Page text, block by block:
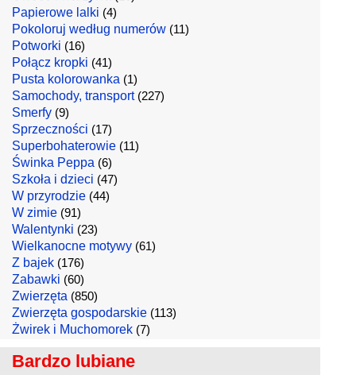
Papierowe lalki (4)
Pokoloruj według numerów (11)
Potworki (16)
Połącz kropki (41)
Pusta kolorowanka (1)
Samochody, transport(227)
Smerfy (9)
Sprzeczności (17)
Superbohaterowie (11)
Świnka Peppa (6)
Szkoła i dzieci (47)
W przyrodzie (44)
W zimie (91)
Walentynki (23)
Wielkanocne motywy (61)
Z bajek (176)
Zabawki (60)
Zwierzęta (850)
Zwierzęta gospodarskie (113)
Żwirek i Muchomorek (7)
Bardzo lubiane